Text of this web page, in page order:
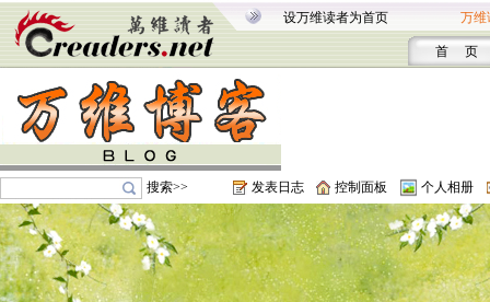
设万维读者为首页 万维
首 页
搜索>> 发表日志 控制面板 个人相册